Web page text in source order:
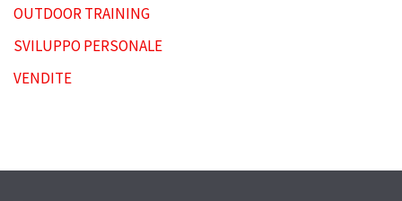
OUTDOOR TRAINING
SVILUPPO PERSONALE
VENDITE